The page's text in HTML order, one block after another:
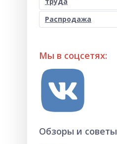
Распродажа
Мы в соцсетях:
Обзоры и советы